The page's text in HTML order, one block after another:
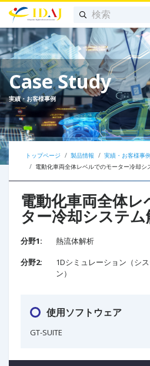
Case Study
実績・お客様事例
トップページ 製品情報
実績・お客様事
電動化車両全体レベルでのモーター冷却シ
電動化車両全体
ター冷却システム
分野1:
熱流体解析
分野2:
1Dシミュレーション（シ
ン）
使用ソフトウェア
GT-SUITE